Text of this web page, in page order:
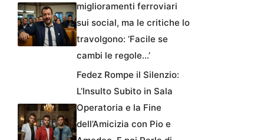
miglioramenti ferroviari
sui social, ma le critiche lo
travolgono: ‘Facile se
cambi le regole…’
Fedez Rompe il Silenzio:
L’Insulto Subito in Sala
Operatoria e la Fine
dell’Amicizia con Pio e